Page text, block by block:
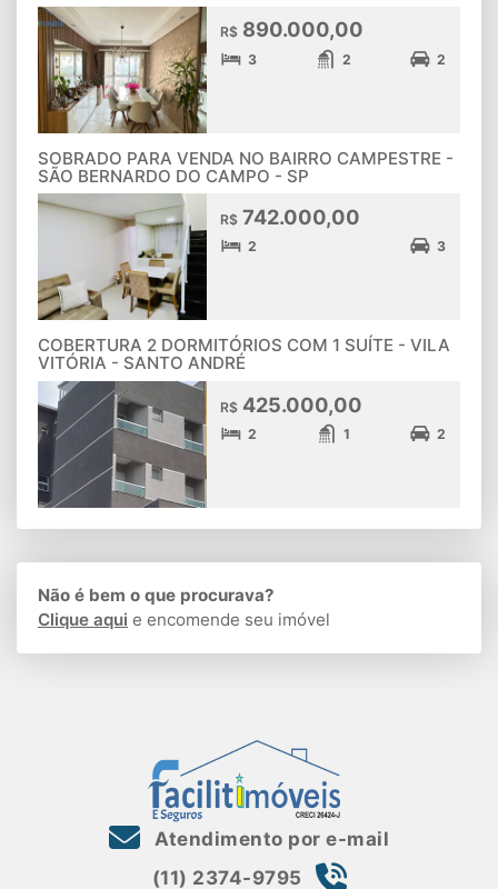
R$ 890.000,00
3 2 2
SOBRADO PARA VENDA NO BAIRRO CAMPESTRE -
SÃO BERNARDO DO CAMPO - SP
R$ 742.000,00
2 3
COBERTURA 2 DORMITÓRIOS COM 1 SUÍTE - VILA
VITÓRIA - SANTO ANDRÉ
R$ 425.000,00
2 1 2
Não é bem o que procurava?
Clique aqui e encomende seu imóvel
Atendimento por e-mail
(11) 2374-9795